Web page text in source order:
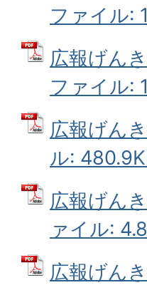
ファイル:
広報げん
ファイル:
広報げん
ル:
広報げん
ァイル:
広報げん